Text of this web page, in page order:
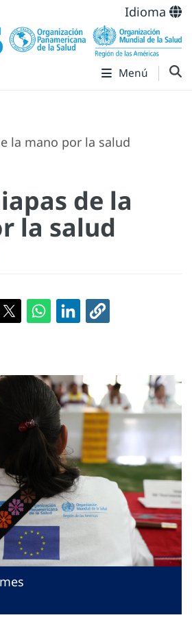
Idioma
Menú
la mano por la salud
de la
la salud